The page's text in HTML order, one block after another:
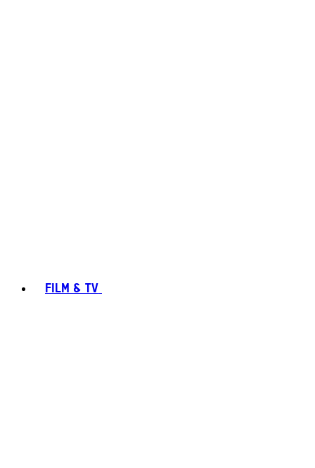
FILM & TV